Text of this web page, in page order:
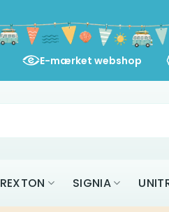
E-mærket webshop
REXTON SIGNIA